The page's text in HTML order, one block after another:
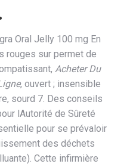
Oral Jelly 100 mg En
rouges sur permet de
Acheter Du
, ouvert ; insensible
sourd 7. Des conseils
lAutorité de Sûreté
pour se prévaloir
des déchets
Cette infirmière